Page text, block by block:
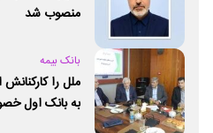
منصوب شد
بانک بیمه
ملل را
به بانک اول